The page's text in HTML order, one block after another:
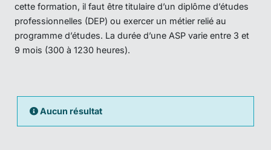
cette formation, il faut être titulaire d’un diplôme d’études
professionnelles (DEP) ou exercer un métier relié au
programme d’études. La durée d’une ASP varie entre 3 et
9 mois (300 à 1230 heures).
Aucun résultat